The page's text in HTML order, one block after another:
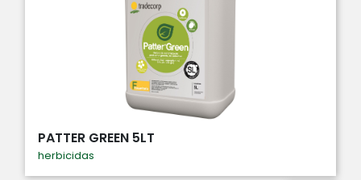
PATTER GREEN 5LT
herbicidas